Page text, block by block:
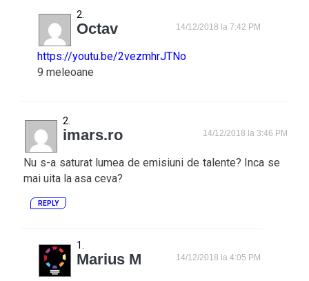
Octav 14/12/2018 la 7:42 PM
https://youtu.be/2vezmhrJTNo
9 meleoane
imars.ro 14/12/2018 la 3:46 PM
Nu s-a saturat lumea de emisiuni de talente? Inca se
mai uita la asa ceva?
REPLY
Marius M 14/12/2018 la 4:05 PM